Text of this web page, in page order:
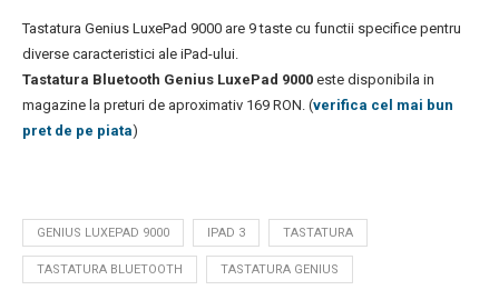
Tastatura Genius LuxePad 9000 are 9 taste cu functii specifice pentru
diverse caracteristici ale iPad-ului.
Tastatura Bluetooth Genius LuxePad 9000 este disponibila in
magazine la preturi de aproximativ 169 RON. (verifica cel mai bun
pret de pe piata)
GENIUS LUXEPAD 9000 IPAD 3 TASTATURA
TASTATURA BLUETOOTH TASTATURA GENIUS